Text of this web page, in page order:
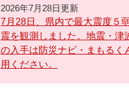
2026年7月28日更新
7月28日、県内で最大震度５
震を観測しました。地震・津
の入手は防災ナビ・まもるく
用ください。